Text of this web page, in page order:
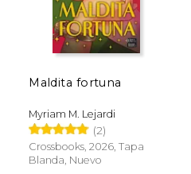
Rápido
Maldita fortuna
Myriam M. Lejardi
(2)
Crossbooks, 2026, Tapa
Blanda, Nuevo